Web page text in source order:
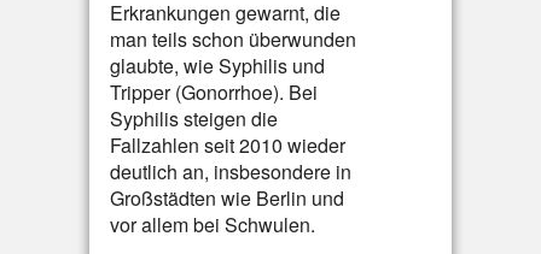
Erkrankungen gewarnt, die
man teils schon überwunden
glaubte, wie Syphilis und
Tripper (Gonorrhoe). Bei
Syphilis steigen die
Fallzahlen seit 2010 wieder
deutlich an, insbesondere in
Großstädten wie Berlin und
vor allem bei Schwulen.